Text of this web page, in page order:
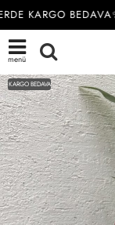
KARGO BEDAVA✨
menü
KARGO BEDAVA